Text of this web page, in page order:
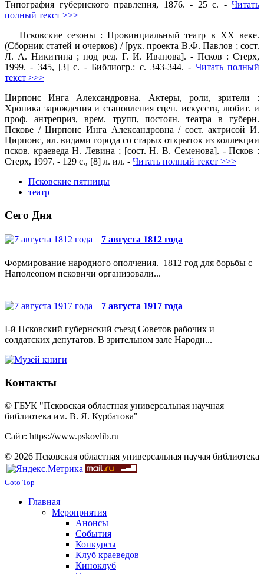
Типография губернского правления, 1876. - 25 с. - Читать
полный текст >>>
Псковские сезоны : Провинциальный театр в ХХ веке.
(Сборник статей и очерков) / [рук. проекта В.Ф. Павлов ; сост.
Л. А. Никитина ; под ред. Г. И. Иванова]. - Псков : Стерх,
1999. - 345, [3] с. - Библиогр.: с. 343-344. - Читать полный
текст >>>
Цирпонс Инга Александровна. Актеры, роли, зрители :
Хроника зарождения и становления сцен. искусств, любит. и
проф. антреприз, врем. трупп, постоян. театра в губерн.
Пскове / Цирпонс Инга Александровна / сост. актрисой И.
Цирпонс, ил. видами города со старых открыток из коллекции
псков. краеведа Н. Левина ; [сост. Н. В. Семенова]. - Псков :
Стерх, 1997. - 129 с., [8] л. ил. - Читать полный текст >>>
Псковские пятницы
театр
Сего Дня
7 августа 1812 года
Формирование народного ополчения. 1812 год для борьбы с
Наполеоном псковичи организовали...
7 августа 1917 года
I-й Псковский губернский съезд Советов рабочих и
солдатских депутатов. В зрительном зале Народн...
Контакты
© ГБУК "Псковская областная универсальная научная
библиотека им. В. Я. Курбатова"
Сайт: https://www.pskovlib.ru
© 2026 Псковская областная универсальная научая библиотека
Goto Top
Главная
Мероприятия
Анонсы
События
Конкурсы
Клуб краеведов
Киноклуб